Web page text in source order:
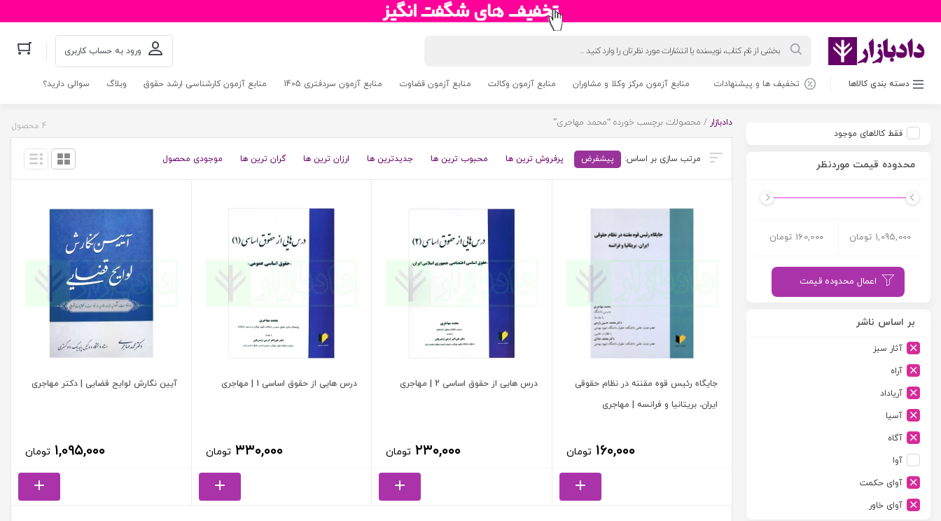
محصولات ورود به حساب کاربری
دسته بندی کالاها تخفیف ها و پیشنهادات منابع آزمون مرکز وکلا و مشاوران منابع آزمون وکالت منابع آزمون قضاوت منابع آزمون سردفتری 1405 منابع آزمون کارشناسی ارشد حقوق وبلاگ سوالی دارید؟
فقط کالاهای موجود
محدوده قیمت موردنظر
160,000 تومان 1,095,000 تومان
اعمال محدوده قیمت
بر اساس ناشر
آثار سبز
آراه
آریاداد
آسیا
آگاه
آوا
آوای حکمت
آوای خاور
دادبازار / محصولات برچسب خورده “محمد مهاجری” 4 محصول
پیشفرض پرفروش ترین ها محبوب ترین ها جدیدترین ها ارزان ترین ها گران ترین ها موجودی محصول
جایگاه رئیس قوه مقننه در نظام حقوقی
ایران، بریتانیا و فرانسه | مهاجری
۱۶۰,۰۰۰ تومان
درس هایی از حقوق اساسی 2 | مهاجری
۲۳۰,۰۰۰ تومان
درس هایی از حقوق اساسی 1 | مهاجری
۳۳۰,۰۰۰ تومان
آیین نگارش لوایح قضایی | دکتر مهاجری
۱,۰۹۵,۰۰۰ تومان